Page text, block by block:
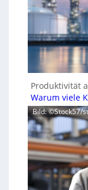
Produktivität
Warum viele
Bild: ©Stock57/